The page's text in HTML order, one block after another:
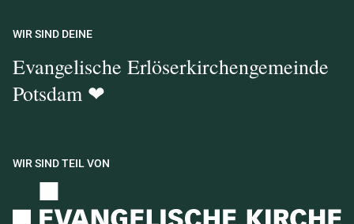
WIR SIND DEINE
Evangelische Erlöserkirchengemeinde
Potsdam ❤
WIR SIND TEIL VON